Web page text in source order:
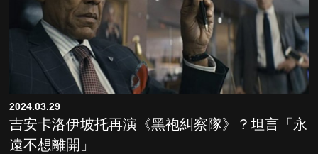
2024.03.29
吉安卡洛伊坡托再演《黑袍糾察隊》？坦言「永
遠不想離開」